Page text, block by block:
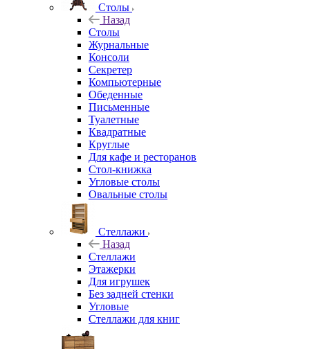
Столы
Назад
Столы
Журнальные
Консоли
Секретер
Компьютерные
Обеденные
Письменные
Туалетные
Квадратные
Круглые
Для кафе и ресторанов
Стол-книжка
Угловые столы
Овальные столы
Стеллажи
Назад
Стеллажи
Этажерки
Для игрушек
Без задней стенки
Угловые
Стеллажи для книг